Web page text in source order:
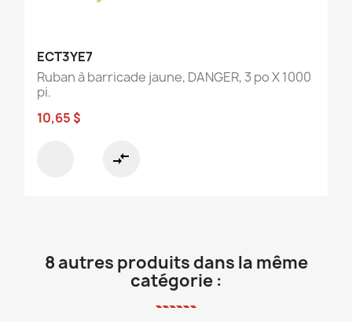
ECT3YE7
Ruban à barricade jaune, DANGER, 3 po X 1000
pi.
10,65 $
compare_arrows
8 autres produits dans la même
catégorie :